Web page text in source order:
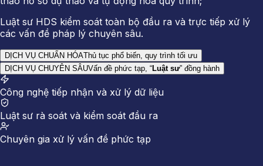
Luật sư HDS kiểm soát toàn bộ đầu ra và trực tiếp xử lý
các vấn đề pháp lý chuyên sâu.
DỊCH VỤ CHUẨN HÓAThủ tục phổ biến, quy trình tối ưu
DỊCH VỤ CHUYÊN SÂUVấn đề phức tạp, “Luật sư” đồng hành
Công nghệ tiếp nhận và xử lý dữ liệu
Luật sư rà soát và kiểm soát đầu ra
Chuyên gia xử lý vấn đề phức tạp